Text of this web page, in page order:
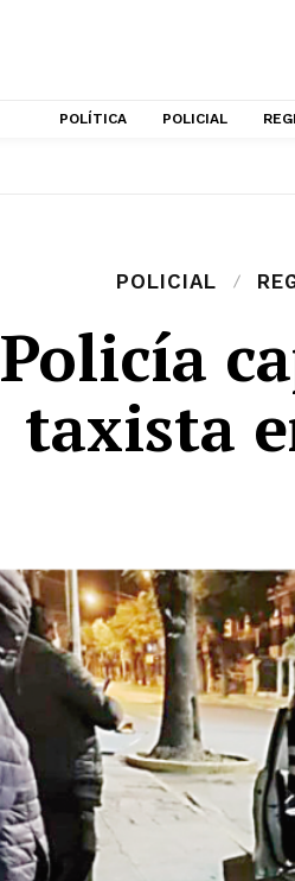
POLÍTICA POLICIAL
POLICIAL
Policía
taxista